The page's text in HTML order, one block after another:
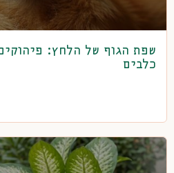
שפת הגוף של הלחץ:
כלבים